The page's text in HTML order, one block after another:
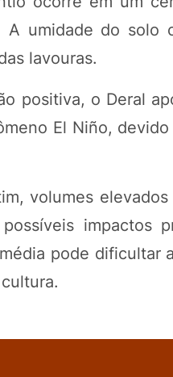
A umidade do solo
lavouras.
positiva, o Deral
El Niño,
volumes
impactos
pode dificultar